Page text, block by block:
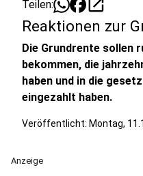
Teilen:
Reaktionen zur
Die Grundrente sollen
bekommen, die
haben und in die
eingezahlt haben.
Veröffentlicht: Montag,
Anzeige